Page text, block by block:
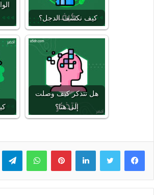
كيف نكشف الدجل؟
هل تتذكر كيف وصلت
إلى هنا؟
لينكدإن بينتيريستواتساب